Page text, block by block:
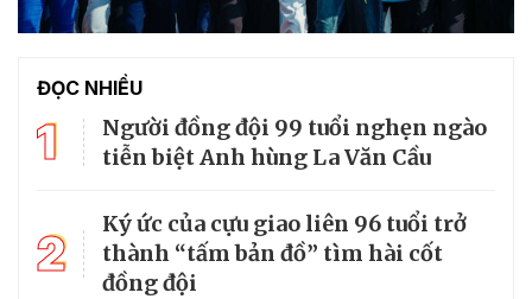
ĐỌC NHIỀU
1
Người đồng đội 99 tuổi nghẹn ngào
tiễn biệt Anh hùng La Văn Cầu
2
Ký ức của cựu giao liên 96 tuổi trở
thành “tấm bản đồ” tìm hài cốt
đồng đội